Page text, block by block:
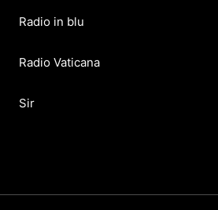
Radio in blu
Radio Vaticana
Sir